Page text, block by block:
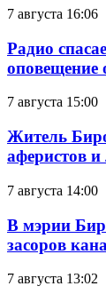
7 августа 16:06
Радио
7 августа 15:00
Житель
аферистов
7 августа 14:00
В мэрии
засоров
7 августа 13:02